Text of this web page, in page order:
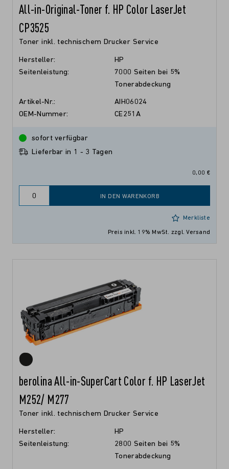
All-in-Original-Toner f. HP Color LaserJet
CP3525
Toner inkl. technischem Drucker Service
Hersteller:
HP
Seitenleistung:
7000 Seiten bei 5%
Tonerabdeckung
Artikel-Nr.:
AIH06024
OEM-Nummer:
CE251A
0,00 €
sofort verfügbar
Lieferbar in 1 - 3 Tagen
IN DEN WARENKORB
Merkliste
Preis inkl. 19% MwSt. zzgl. Versand
berolina All-in-SuperCart Color f. HP LaserJet
M252/ M277
Toner inkl. technischem Drucker Service
Hersteller:
HP
Seitenleistung:
2800 Seiten bei 5%
Tonerabdeckung